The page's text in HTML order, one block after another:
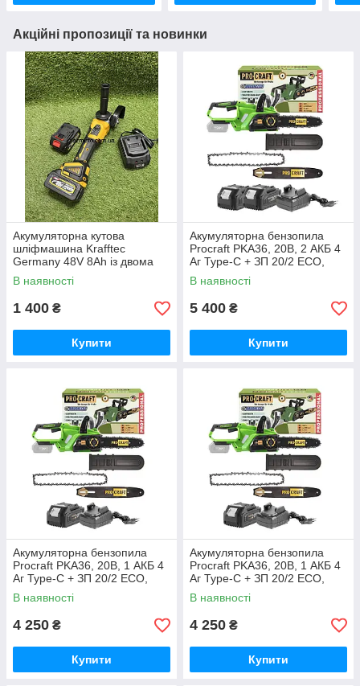
Акційні пропозиції та новинки
Акумуляторна кутова
шліфмашина Krafftec
Germany 48V 8Ah із двома
акумуляторами безщітковим
двигуном диском 125 мм БЕЗ
КЕЙСУ
В наявності
1 400 ₴
Купити
Акумуляторна бензопила
Procraft PKA36, 20В, 2 АКБ 4
Аг Type-C + ЗП 20/2 ECO,
шина 250 мм Німеччина
В наявності
5 400 ₴
Купити
Акумуляторна бензопила
Procraft PKA36, 20В, 1 АКБ 4
Аг Type-C + ЗП 20/2 ECO,
шина 250 мм Німеччина
В наявності
4 250 ₴
Купити
Акумуляторна бензопила
Procraft PKA36, 20В, 1 АКБ 4
Аг Type-C + ЗП 20/2 ECO,
шина 250 мм Німеччина
В наявності
4 250 ₴
Купити